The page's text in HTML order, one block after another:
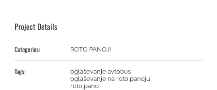
Project Details
Categories: ROTO PANOJI
Tags:
oglaševanje avtobus
oglaševanje na roto panoju
roto pano